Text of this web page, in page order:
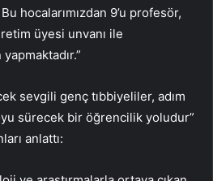
hocalarımızdan 9’u profesör,
üyesi unvanı ile
sevgili genç tıbbiyeliler, adım
sürecek bir öğrencilik yoludur”
anlattı: